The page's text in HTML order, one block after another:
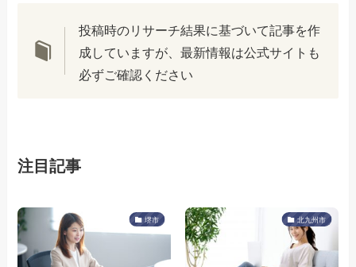
投稿時のリサーチ結果に基づいて記事を作
成していますが、最新情報は公式サイトも
必ずご確認ください
注目記事
堺市 北九州市